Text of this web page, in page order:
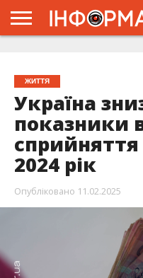
ЖИТТЯ
Україна
показники
сприйняття
2024 рік
Опубліковано 11.02.2025